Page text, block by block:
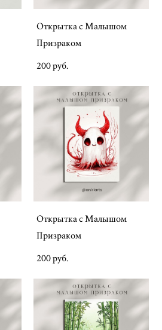
Открытка с Малышом
Призраком
200 pуб.
Открытка с Малышом
Призраком
200 pуб.